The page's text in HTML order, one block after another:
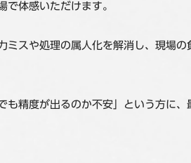
で体感いただけます。
ミスや処理の属人化を解消し、現場
も精度が出るのか不安」という方に、